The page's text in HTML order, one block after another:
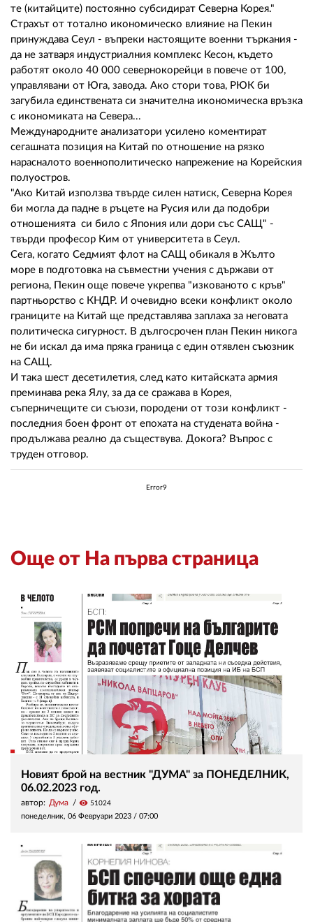
те (китайците) постоянно субсидират Северна Корея."
Страхът от тотално икономическо влияние на Пекин
принуждава Сеул - въпреки настоящите военни търкания -
да не затваря индустриалния комплекс Кесон, където
работят около 40 000 севернокорейци в повече от 100,
управлявани от Юга, завода. Ако стори това, РЮК би
загубила единствената си значителна икономическа връзка
с икономиката на Севера...
Международните анализатори усилено коментират
сегашната позиция на Китай по отношение на рязко
нарасналото военнополитическо напрежение на Корейския
полуостров.
"Ако Китай използва твърде силен натиск, Северна Корея
би могла да падне в ръцете на Русия или да подобри
отношенията си било с Япония или дори със САЩ" -
твърди професор Ким от университета в Сеул.
Сега, когато Седмият флот на САЩ обикаля в Жълто
море в подготовка на съвместни учения с държави от
региона, Пекин още повече укрепва "изкованото с кръв"
партньорство с КНДР. И очевидно всеки конфликт около
границите на Китай ще представлява заплаха за неговата
политическа сигурност. В дългосрочен план Пекин никога
не би искал да има пряка граница с един отявлен съюзник
на САЩ.
И така шест десетилетия, след като китайската армия
преминава река Ялу, за да се сражава в Корея,
съперничещите си съюзи, породени от този конфликт -
последния боен фронт от епохата на студената война -
продължава реално да съществува. Докога? Въпрос с
труден отговор.
Error9
Още от На първа страница
Новият брой на вестник "ДУМА" за ПОНЕДЕЛНИК,
06.02.2023 год.
автор: Дума visibility 51024
понеделник, 06 Февруари 2023 / 07:00